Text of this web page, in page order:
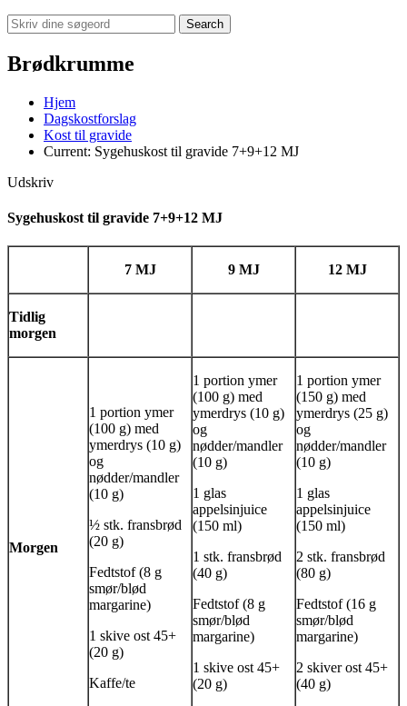
Search
Brødkrumme
Hjem
Dagskostforslag
Kost til gravide
Current: Sygehuskost til gravide 7+9+12 MJ
Udskriv
Sygehuskost til gravide 7+9+12 MJ
7 MJ 9 MJ 12 MJ
Tidlig
morgen
Morgen
1 portion ymer
(100 g) med
ymerdrys (10 g)
og
nødder/mandler
(10 g)
½ stk. fransbrød
(20 g)
Fedtstof (8 g
smør/blød
margarine)
1 skive ost 45+
(20 g)
Kaffe/te
1 portion ymer
(100 g) med
ymerdrys (10 g)
og
nødder/mandler
(10 g)
1 glas
appelsinjuice
(150 ml)
1 stk. fransbrød
(40 g)
Fedtstof (8 g
smør/blød
margarine)
1 skive ost 45+
(20 g)
1 portion ymer
(150 g) med
ymerdrys (25 g)
og
nødder/mandler
(10 g)
1 glas
appelsinjuice
(150 ml)
2 stk. fransbrød
(80 g)
Fedtstof (16 g
smør/blød
margarine)
2 skiver ost 45+
(40 g)